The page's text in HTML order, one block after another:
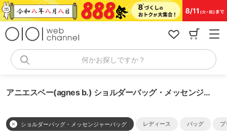
コ
ン
何かお探しですか？
アニエスベー(agnes b.) ショルダーバッグ・メッセンジャーバッグ
ショルダーバッグ・メッセンジャーバッグ レディース バッグ ブ